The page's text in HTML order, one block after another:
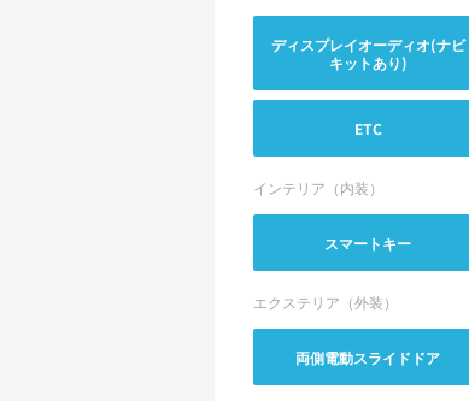
ディスプレイオーディオ(ナビ
キットあり)
ETC
インテリア（内装）
スマートキー
エクステリア（外装）
両側電動スライドドア